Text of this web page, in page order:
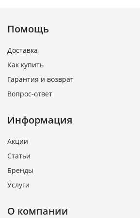
Помощь
Доставка
Как купить
Гарантия и возврат
Вопрос-ответ
Информация
Акции
Статьи
Бренды
Услуги
О компании